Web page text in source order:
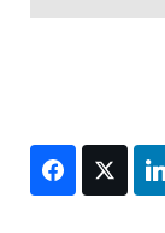
Facebook